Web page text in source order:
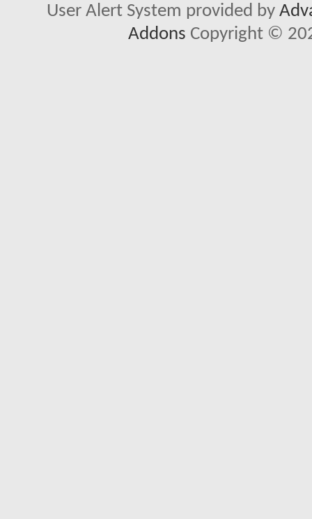
User Alert System provided by
Addons Copyright ©